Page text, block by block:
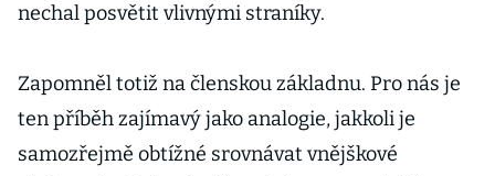
nechal posvětit vlivnými straníky.
Zapomněl totiž na členskou základnu. Pro nás je
ten příběh zajímavý jako analogie, jakkoli je
samozřejmě obtížné srovnávat vnějškové